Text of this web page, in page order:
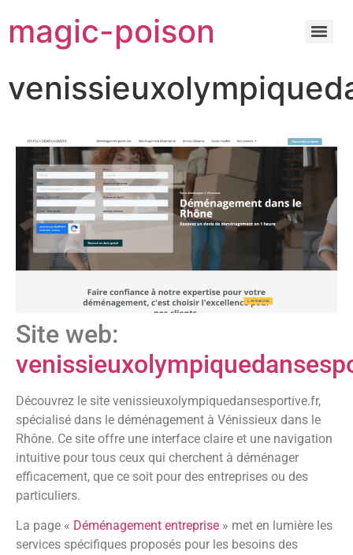
magic-poison
Site web:
Découvrez le site venissieuxolympiquedansesportive.fr,
spécialisé dans le déménagement à Vénissieux dans le
Rhône. Ce site offre une interface claire et une navigation
intuitive pour tous ceux qui cherchent à déménager
efficacement, que ce soit pour des entreprises ou des
particuliers.
La page « Déménagement entreprise » met en lumière les
services spécifiques proposés pour les besoins des